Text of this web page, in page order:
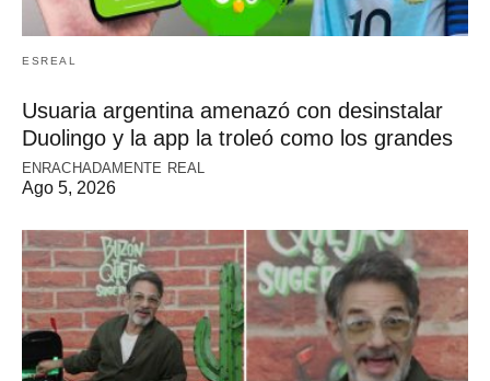
ESREAL
Usuaria argentina amenazó con desinstalar
Duolingo y la app la troleó como los grandes
ENRACHADAMENTE REAL
Ago 5, 2026